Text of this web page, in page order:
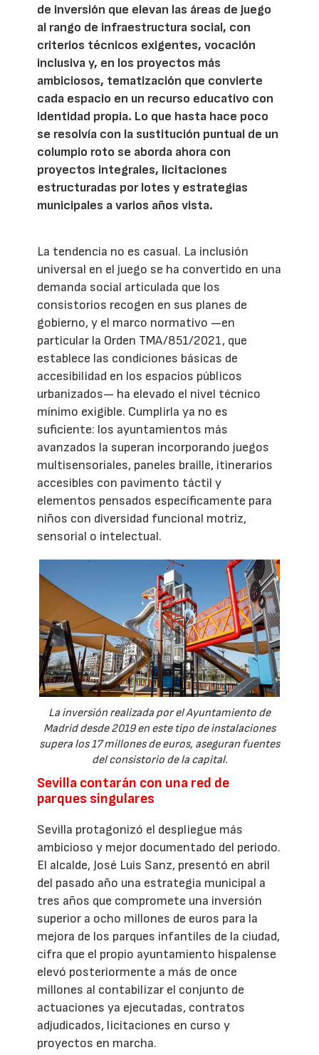
de inversión que elevan las áreas de juego
al rango de infraestructura social, con
criterios técnicos exigentes, vocación
inclusiva y, en los proyectos más
ambiciosos, tematización que convierte
cada espacio en un recurso educativo con
identidad propia. Lo que hasta hace poco
se resolvía con la sustitución puntual de un
columpio roto se aborda ahora con
proyectos integrales, licitaciones
estructuradas por lotes y estrategias
municipales a varios años vista.
La tendencia no es casual. La inclusión
universal en el juego se ha convertido en una
demanda social articulada que los
consistorios recogen en sus planes de
gobierno, y el marco normativo —en
particular la Orden TMA/851/2021, que
establece las condiciones básicas de
accesibilidad en los espacios públicos
urbanizados— ha elevado el nivel técnico
mínimo exigible. Cumplirla ya no es
suficiente: los ayuntamientos más
avanzados la superan incorporando juegos
multisensoriales, paneles braille, itinerarios
accesibles con pavimento táctil y
elementos pensados específicamente para
niños con diversidad funcional motriz,
sensorial o intelectual.
La inversión realizada por el Ayuntamiento de
Madrid desde 2019 en este tipo de instalaciones
supera los 17 millones de euros, aseguran fuentes
del consistorio de la capital.
Sevilla contarán con una red de
parques singulares
Sevilla protagonizó el despliegue más
ambicioso y mejor documentado del periodo.
El alcalde, José Luis Sanz, presentó en abril
del pasado año una estrategia municipal a
tres años que compromete una inversión
superior a ocho millones de euros para la
mejora de los parques infantiles de la ciudad,
cifra que el propio ayuntamiento hispalense
elevó posteriormente a más de once
millones al contabilizar el conjunto de
actuaciones ya ejecutadas, contratos
adjudicados, licitaciones en curso y
proyectos en marcha.